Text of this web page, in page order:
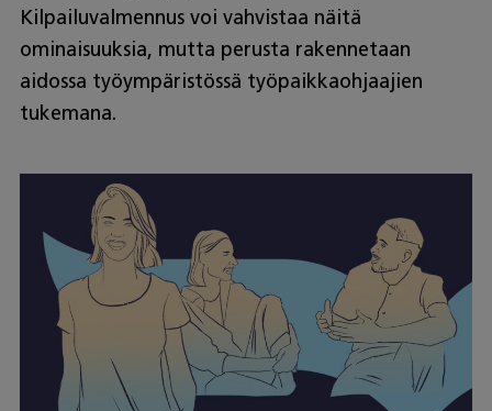
Kilpailuvalmennus voi vahvistaa näitä
ominaisuuksia, mutta perusta rakennetaan
aidossa työympäristössä työpaikkaohjaajien
tukemana.